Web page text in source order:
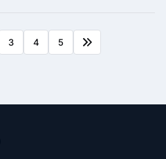
3 4 5